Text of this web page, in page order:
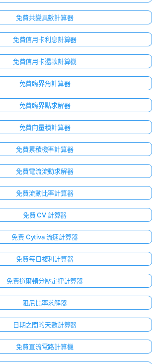
免費共變異數計算器
免費信用卡利息計算器
免費信用卡還款計算機
免費臨界角計算器
免費臨界點求解器
免費向量積計算器
免費累積機率計算器
免費電流流動求解器
免費流動比率計算器
免費 CV 計算器
免費 Cytiva 流速計算器
免費每日複利計算器
免費道爾頓分壓定律計算器
阻尼比率求解器
日期之間的天數計算器
免費直流電路計算機